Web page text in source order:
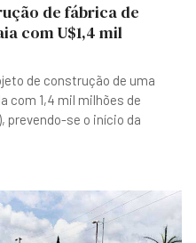
com U$1,4 mil
de construção de uma
com 1,4 mil milhões de
prevendo-se o início da